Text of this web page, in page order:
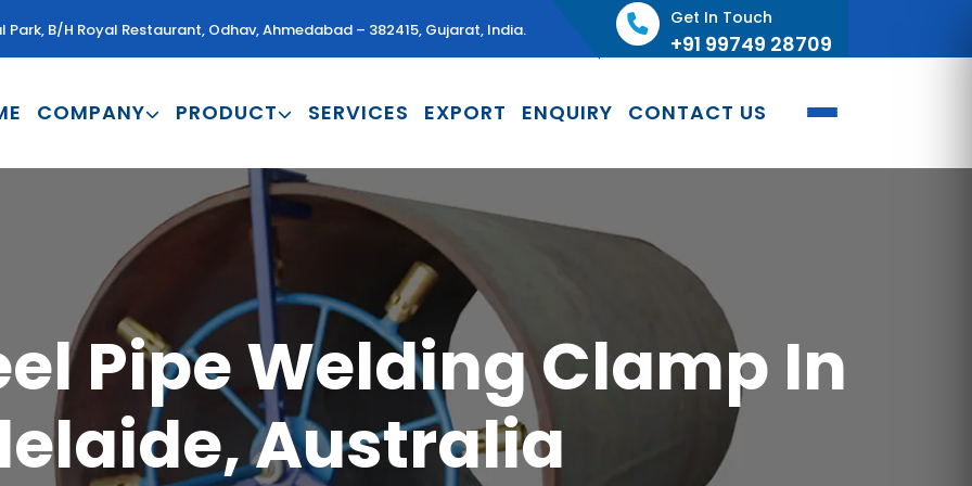
Park, B/H Royal Restaurant, Odhav, Ahmedabad – 382415, Gujarat, India.
Get In Touch
+91 99749 28709
COMPANY PRODUCT SERVICES EXPORT ENQUIRY CONTACT US
Pipe Welding Clamp In
Australia